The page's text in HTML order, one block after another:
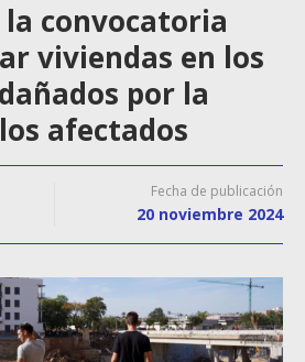
la convocatoria
viviendas en los
por la
afectados
Fecha de publicación
20 noviembre 2024